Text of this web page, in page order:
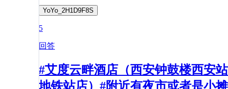
YoYo_2H1D9F8S
5
回答
#艾度云畔酒店（西安钟鼓楼西安站
地铁站店）#附近有夜市或者是小摊